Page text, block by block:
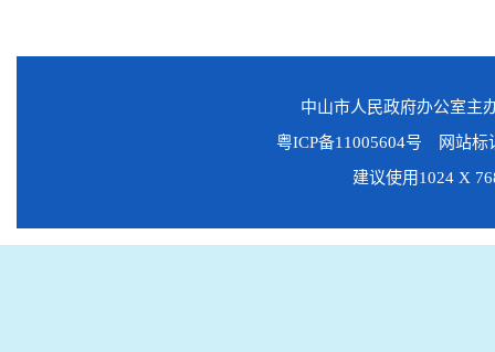
中山市人民政府办公室
粤ICP备11005604号 网站标
建议使用1024 X